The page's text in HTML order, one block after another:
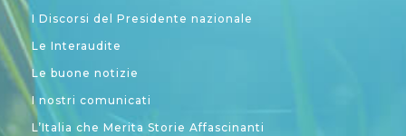
I Discorsi del Presidente nazionale
Le Interaudite
Le buone notizie
I nostri comunicati
L’Italia che Merita Storie Affascinanti